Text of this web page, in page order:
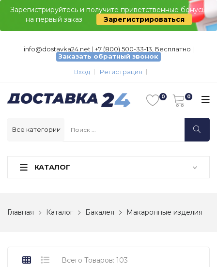
Зарегистрируйтесь и получите приветственные бонусы
на первый заказ
Зарегистрироваться
info@dostavka24.net | +7 (800) 500-33-13, Бесплатно |
Заказать обратный звонок
Вход
Регистрация
КАТАЛОГ
Главная Каталог Бакалея Макаронные изделия
Всего Товаров: 103